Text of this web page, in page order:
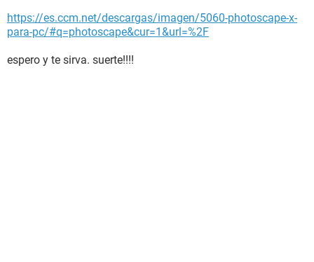
https://es.ccm.net/descargas/imagen/5060-photoscape-x-
para-pc/#q=photoscape&cur=1&url=%2F
espero y te sirva. suerte!!!!